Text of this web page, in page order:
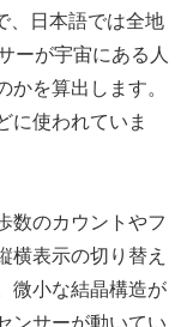
、日本語では全地
ーが宇宙にある人
を算出します。
に使われていま
数のカウントやフ
横表示の切り替え
微小な結晶構造が